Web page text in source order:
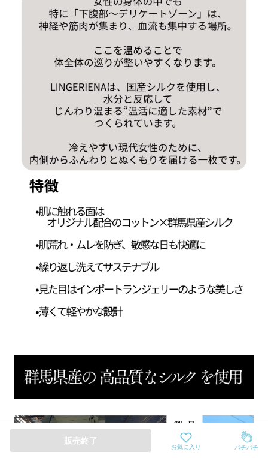
販売終了
お気に入り パチパチ